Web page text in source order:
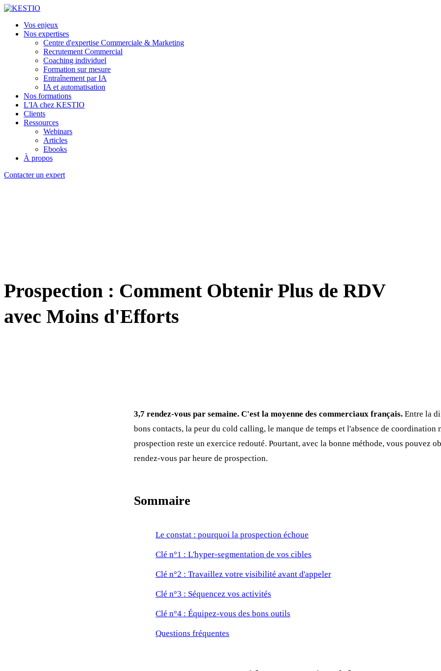
Vos enjeux
Nos expertises
Centre d'expertise Commerciale & Marketing
Recrutement Commercial
Coaching individuel
Formation sur mesure
Entraînement par IA
IA et automatisation
Nos formations
L'IA chez KESTIO
Clients
Ressources
Webinars
Articles
Ebooks
À propos
Contacter un expert
Prospection : Comment Obtenir Plus de RDV
avec Moins d'Efforts
3,7 rendez-vous par semaine. C'est la moyenne des commerciaux français. Entre la
bons contacts, la peur du cold calling, le manque de temps et l'absence de coordination
prospection reste un exercice redouté. Pourtant, avec la bonne méthode, vous pouvez
rendez-vous par heure de prospection.
Sommaire
Le constat : pourquoi la prospection échoue
Clé n°1 : L'hyper-segmentation de vos cibles
Clé n°2 : Travaillez votre visibilité avant d'appeler
Clé n°3 : Séquencez vos activités
Clé n°4 : Équipez-vous des bons outils
Questions fréquentes